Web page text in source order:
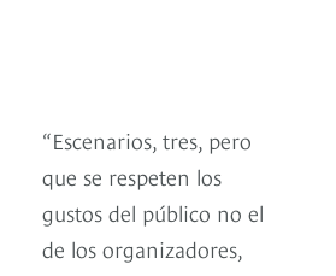
“Escenarios, tres, pero
que se respeten los
gustos del público no el
de los organizadores,